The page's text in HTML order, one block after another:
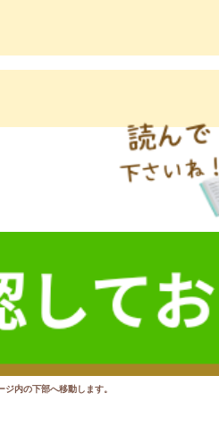
内の下部へ移動します。